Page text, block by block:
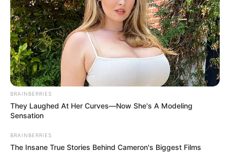
BRAINBERRIES
They Laughed At Her Curves—Now She's A Modeling
Sensation
BRAINBERRIES
The Insane True Stories Behind Cameron's Biggest Films